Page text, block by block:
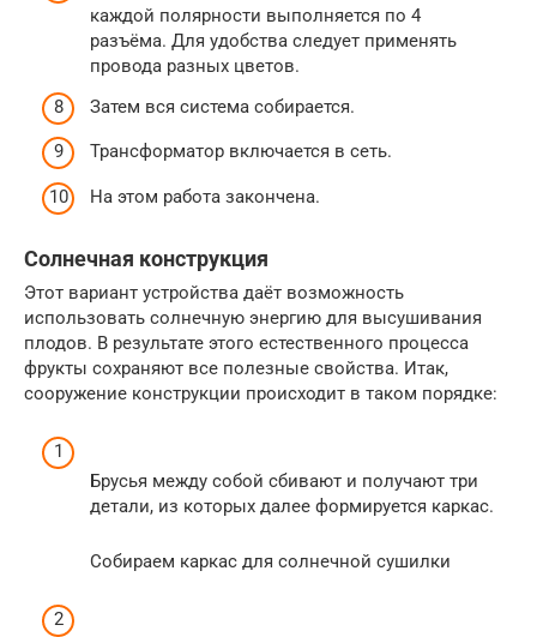
каждой полярности выполняется по 4
разъёма. Для удобства следует применять
провода разных цветов.
Затем вся система собирается.
Трансформатор включается в сеть.
На этом работа закончена.
Солнечная конструкция
Этот вариант устройства даёт возможность
использовать солнечную энергию для высушивания
плодов. В результате этого естественного процесса
фрукты сохраняют все полезные свойства. Итак,
сооружение конструкции происходит в таком порядке:
Брусья между собой сбивают и получают три
детали, из которых далее формируется каркас.
Собираем каркас для солнечной сушилки